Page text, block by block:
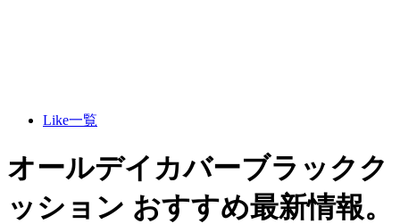
Like一覧
オールデイカバーブラックク
ッション おすすめ最新情報。